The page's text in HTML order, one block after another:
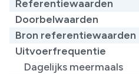
Referentiewaarden
Doorbelwaarden
Bron referentiewaarden
Uitvoerfrequentie
Dagelijks meermaals